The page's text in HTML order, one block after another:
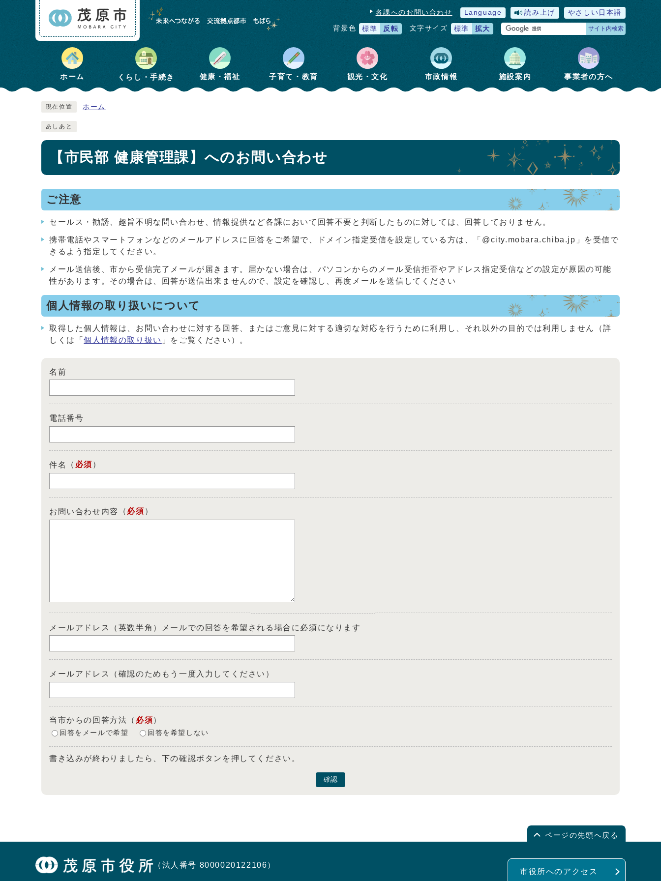
各課へのお問い合わせ Language 読み上げ やさしい日本語
背景色 標準 反転 文字サイズ 標準 拡大 サイト内検索
ホーム くらし・手続き 健康・福祉 子育て・教育 観光・文化 市政情報 施設案内 事業者の方へ
現在位置 ホーム
あしあと
【市民部 健康管理課】へのお問い合わせ
ご注意
セールス・勧誘、趣旨不明な問い合わせ、情報提供など各課において回答不要と判断したものに対しては、回答しておりません。
携帯電話やスマートフォンなどのメールアドレスに回答をご希望で、ドメイン指定受信を設定している方は、「@city.mobara.chiba.jp」を受信で
きるよう指定してください。
メール送信後、市から受信完了メールが届きます。届かない場合は、パソコンからのメール受信拒否やアドレス指定受信などの設定が原因の可能
性があります。その場合は、回答が送信出来ませんので、設定を確認し、再度メールを送信してください
個人情報の取り扱いについて
取得した個人情報は、お問い合わせに対する回答、またはご意見に対する適切な対応を行うために利用し、それ以外の目的では利用しません（詳
しくは「個人情報の取り扱い 」をご覧ください）。
名前
電話番号
件名 （ 必須 ）
お問い合わせ内容 （ 必須 ）
メールアドレス（英数半角）メールでの回答を希望される場合に必須になります
メールアドレス（確認のためもう一度入力してください）
当市からの回答方法 （ 必須）
回答をメールで希望 回答を希望しない
書き込みが終わりましたら、下の確認ボタンを押してください。
確認
ページの先頭へ戻る
（法人番号 8000020122106）
市役所へのアクセス